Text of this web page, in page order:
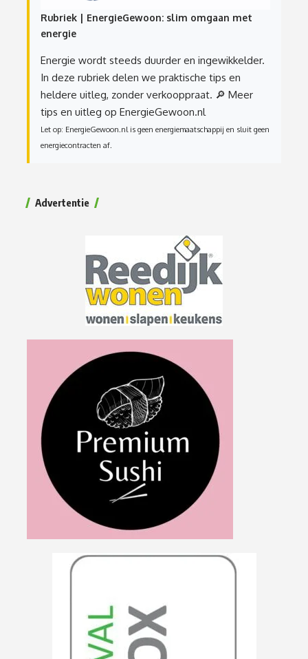
Rubriek | EnergieGewoon: slim omgaan met
energie
Energie wordt steeds duurder en ingewikkelder.
In deze rubriek delen we praktische tips en
heldere uitleg, zonder verkooppraat. 🔎 Meer
tips en uitleg op EnergieGewoon.nl
Let op: EnergieGewoon.nl is geen energiemaatschappij en sluit geen
energiecontracten af.
Advertentie